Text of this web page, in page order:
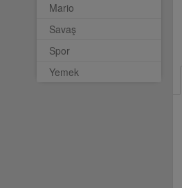
Mario
Savaş
Spor
Yemek